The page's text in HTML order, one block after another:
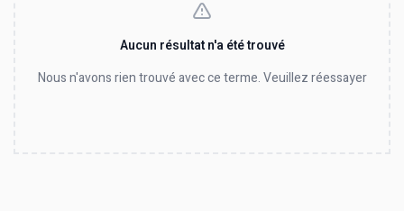
Aucun résultat n'a été trouvé
Nous n'avons rien trouvé avec ce terme. Veuillez réessayer